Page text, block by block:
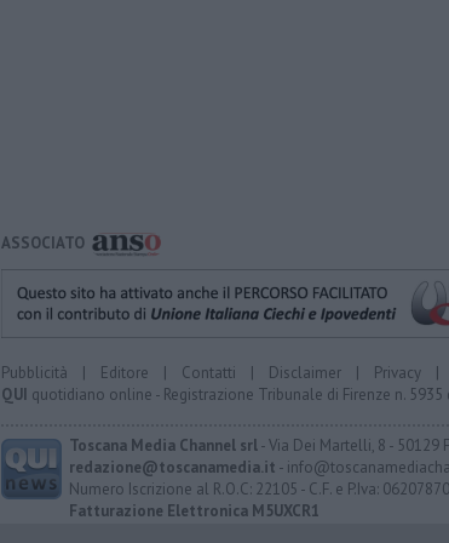
ASSOCIATO
Pubblicità | Editore | Contatti | Disclaimer | Privacy |
QUI quotidiano online - Registrazione Tribunale di Firenze n. 5935
Toscana Media Channel srl- Via Dei Martelli, 8 - 50129
redazione@toscanamedia.it -
Numero Iscrizione al R.O.C: 22105 - C.F. e P.Iva:
Fatturazione Elettronica M5UXCR1